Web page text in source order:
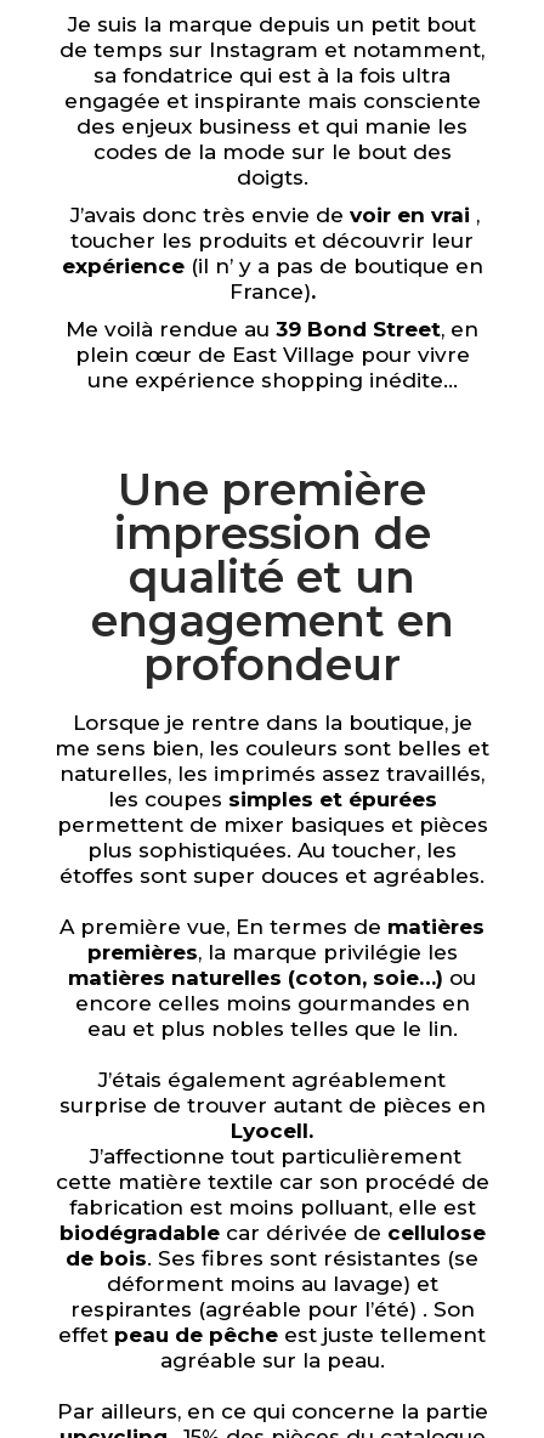
Je suis la marque depuis un petit bout
de temps sur Instagram et notamment,
sa fondatrice qui est à la fois ultra
engagée et inspirante mais consciente
des enjeux business et qui manie les
codes de la mode sur le bout des
doigts.
J’avais donc très envie de voir en vrai ,
toucher les produits et découvrir leur
expérience (il n’ y a pas de boutique en
France).
Me voilà rendue au 39 Bond Street, en
plein cœur de East Village pour vivre
une expérience shopping inédite…
Une première
impression de
qualité et un
engagement en
profondeur
Lorsque je rentre dans la boutique, je
me sens bien, les couleurs sont belles et
naturelles, les imprimés assez travaillés,
les coupes simples et épurées
permettent de mixer basiques et pièces
plus sophistiquées. Au toucher, les
étoffes sont super douces et agréables.
A première vue, En termes de matières
premières, la marque privilégie les
matières naturelles (coton, soie…) ou
encore celles moins gourmandes en
eau et plus nobles telles que le lin.
J’étais également agréablement
surprise de trouver autant de pièces en
Lyocell.
J’affectionne tout particulièrement
cette matière textile car son procédé de
fabrication est moins polluant, elle est
biodégradablecar dérivée de cellulose
de bois. Ses fibres sont résistantes (se
déforment moins au lavage) et
respirantes (agréable pour l’été) . Son
effet peau de pêche est juste tellement
agréable sur la peau.
Par ailleurs, en ce qui concerne la partie